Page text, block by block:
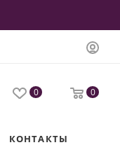
0 0
КОНТАКТЫ